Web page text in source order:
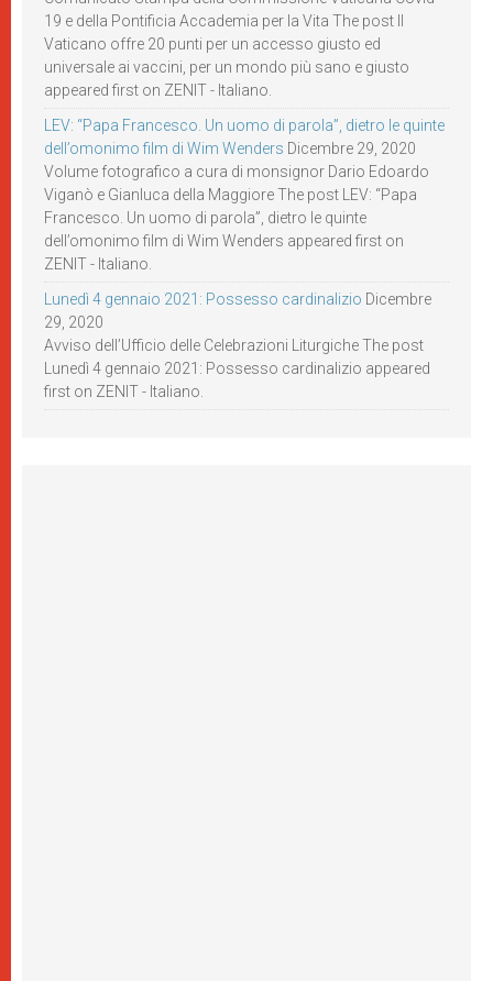
19 e della Pontificia Accademia per la Vita The post Il
Vaticano offre 20 punti per un accesso giusto ed
universale ai vaccini, per un mondo più sano e giusto
appeared first on ZENIT - Italiano.
LEV: “Papa Francesco. Un uomo di parola”, dietro le quinte
dell’omonimo film di Wim Wenders Dicembre 29, 2020
Volume fotografico a cura di monsignor Dario Edoardo
Viganò e Gianluca della Maggiore The post LEV: “Papa
Francesco. Un uomo di parola”, dietro le quinte
dell’omonimo film di Wim Wenders appeared first on
ZENIT - Italiano.
Lunedì 4 gennaio 2021: Possesso cardinalizio Dicembre
29, 2020
Avviso dell’Ufficio delle Celebrazioni Liturgiche The post
Lunedì 4 gennaio 2021: Possesso cardinalizio appeared
first on ZENIT - Italiano.